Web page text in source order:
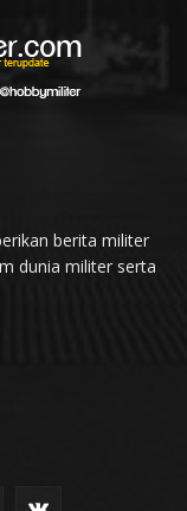
berita militer
dunia militer serta